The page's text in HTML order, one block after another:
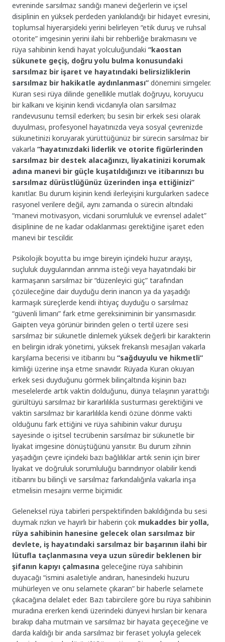
evreninde sarsılmaz sandığı manevi değerlerin ve içsel
disiplinin en yüksek perdeden yankılandığı bir hidayet evresini,
toplumsal hiyerarşideki yerini belirleyen “etik duruş ve ruhsal
otorite” imgesinin yerini ilahi bir rehberliğe bırakmasını ve
rüya sahibinin kendi hayat yolculuğundaki“kaostan
sükunete geçiş, doğru yolu bulma konusundaki
sarsılmaz bir işaret ve hayatındaki belirsizliklerin
sarsılmaz bir hakikatle aydınlanması” dönemini simgeler.
Kuran sesi rüya dilinde genellikle mutlak doğruyu, koruyucu
bir kalkanı ve kişinin kendi vicdanıyla olan sarsılmaz
randevusunu temsil ederken; bu sesin bir erkek sesi olarak
duyulması, profesyonel hayatınızda veya sosyal çevrenizde
sükunetinizi koruyarak yürüttüğünüz bir sürecin sarsılmaz bir
vakarla“hayatınızdaki liderlik ve otorite figürlerinden
sarsılmaz bir destek alacağınızı, liyakatinizi korumak
adına manevi bir güçle kuşatıldığınızı ve itibarınızı bu
sarsılmaz dürüstlüğünüz üzerinden inşa ettiğinizi”
kanıtlar. Bu durum kişinin kendi ilerleyişini kurgularken sadece
rasyonel verilere değil, aynı zamanda o sürecin altındaki
“manevi motivasyon, vicdani sorumluluk ve evrensel adalet”
disiplinine de ne kadar odaklanması gerektiğine işaret eden
manevi bir tescildir.
Psikolojik boyutta bu imge bireyin içindeki huzur arayışı,
suçluluk duygularından arınma isteği veya hayatındaki bir
karmaşanın sarsılmaz bir “düzenleyici güç” tarafından
çözüleceğine dair duyduğu derin inancın ya da yaşadığı
karmaşık süreçlerde kendi ihtiyaç duyduğu o sarsılmaz
“güvenli limanı” fark etme gereksiniminin bir yansımasıdır.
Gaipten veya görünür birinden gelen o tertil üzere sesi
sarsılmaz bir sükunetle dinlemek yüksek değerli bir karakterin
en belirgin idrak yönetimi, yüksek frekanslı mesajları vakarla
karşılama becerisi ve itibarını bu“sağduyulu ve hikmetli”
kimliği üzerine inşa etme sınavıdır. Rüyada Kuran okuyan
erkek sesi duyduğunu görmek bilinçaltında kişinin bazı
meselelerde artık vaktin dolduğunu, dünya telaşının yarattığı
gürültüyü sarsılmaz bir kararlılıkla susturması gerektiğini ve
vaktin sarsılmaz bir kararlılıkla kendi özüne dönme vakti
olduğunu fark ettiğini ve rüya sahibinin vakur duruşu
sayesinde o işitsel tecrübenin sarsılmaz bir sükunetle bir
liyakat imgesine dönüştüğünü yansıtır. Bu durum zihnin
yaşadığın çevre içindeki bazı bağlılıklar artık senin için birer
liyakat ve doğruluk sorumluluğu barındırıyor olabilir kendi
itibarını bu bilinçli ve sarsılmaz farkındalığınla vakarla inşa
etmelisin mesajını verme biçimidir.
Geleneksel rüya tabirleri perspektifinden bakıldığında bu sesi
duymak rızkın ve hayırlı bir haberin çok mukaddes bir yolla,
rüya sahibinin hanesine gelecek olan sarsılmaz bir
devlete, iş hayatındaki sarsılmaz bir başarının ilahi bir
lütufla taçlanmasına veya uzun süredir beklenen bir
şifanın kapıyı çalmasına geleceğine rüya sahibinin
duyacağı “ismini asaletiyle andıran, hanesindeki huzuru
mühürleyen ve onu selamete çıkaran” bir haberle selamete
çıkacağına delalet eder. Bazı tabircilere göre bu rüya sahibinin
muradına ererken kendi üzerindeki dünyevi hırsları bir kenara
bırakıp daha mutmain ve sarsılmaz bir hayata geçeceğine ve
darda kaldığı bir anda sarsılmaz bir feraset yoluyla gelecek